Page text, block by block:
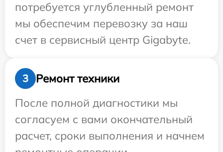
потребуется углубленный ремонт
мы обеспечим перевозку за наш
счет в сервисный центр Gigabyte.
3
Ремонт техники
После полной диагностики мы
согласуем с вами окончательный
расчет, сроки выполнения и начнем